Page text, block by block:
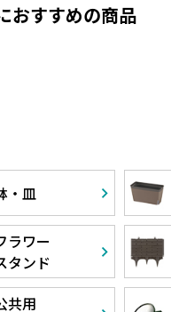
おすすめの商品
・皿
ラワー
タンド
共用